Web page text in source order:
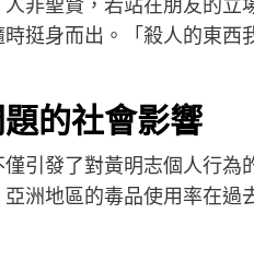
時挺身而出。「殺人的東西
的社會影響
引發了對黃明志個人行為
洲地區的毒品使用率在過